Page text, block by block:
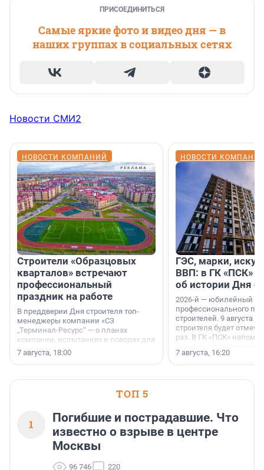
ПРИСОЕДИНИТЬСЯ
Самые яркие фото и видео дня — в
наших группах в социальных сетях
Новости СМИ2
НОВОСТИ КОМПАНИЙ
Строители «Образцовых
кварталов» встречают
профессиональный
праздник на работе
В преддверии Дня строителя топ-
менеджеры компании «СЗ
„Терминал-Ресурс“ — о планах
компании, испытаниях и поводах для
осторожного оптимизма.
7 августа, 18:00
НОВОСТИ
ГЭС, марки,
ВВП: в ГК «ПСК»
об истории Дня
2026-й — юбилейный
профессионального
строителей. 9 августа
строителя будет
раз. В ГК «ПСК»
поменялась роль
7 августа, 16:20
ТОП 5
1
Погибшие и пострадавшие. Что
известно о взрыве в центре
Москвы
96 746 220